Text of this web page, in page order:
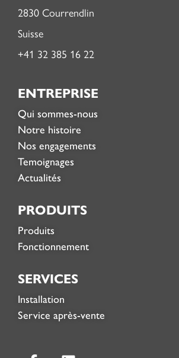
2830 Courrendlin
Suisse
+41 32 385 16 22
ENTREPRISE
Qui sommes-nous
Notre histoire
Nos engagements
Temoignages
Actualités
PRODUITS
Produits
Fonctionnement
SERVICES
Installation
Service après-vente